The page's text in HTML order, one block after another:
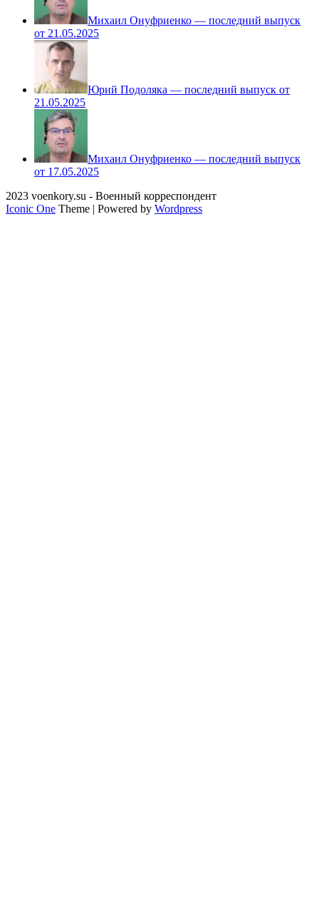
Михаил Онуфриенко — последний выпуск
от 21.05.2025
Юрий Подоляка — последний выпуск от
21.05.2025
Михаил Онуфриенко — последний выпуск
от 17.05.2025
2023 voenkory.su - Военный корреспондент
Iconic One Theme | Powered by Wordpress